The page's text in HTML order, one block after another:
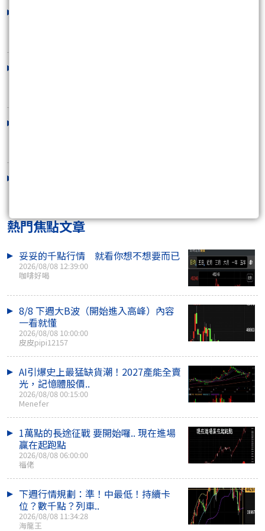
熱門焦點文章
妥妥的千點行情 就看你想不想要而已
2026/08/08 12:39:00
咖啡好喝
8/8 下週大B波（開始進入高峰）內容
一看就懂
2026/08/08 10:00:00
皮皮pipi12157
AI引爆史上最猛缺貨潮！2027產能全賣
光，記憶體股價..
2026/08/08 00:15:00
Menefer
1萬點的長途征戰 要開始囉.. 現在進場
贏在起跑點
2026/08/08 06:00:00
福佬
下週行情規劃：準！中最低！持續卡
位？數千點？列車..
2026/08/08 11:34:28
海龍王